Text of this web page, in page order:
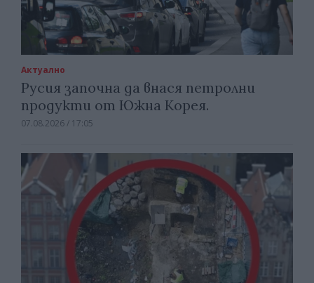
Актуално
Русия започна да внася петролни
продукти от Южна Корея.
07.08.2026 / 17:05